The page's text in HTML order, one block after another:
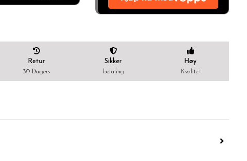
Retur
30 Dagers
Sikker
betaling
Høy
Kvalitet